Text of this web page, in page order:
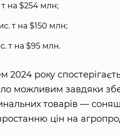
на $254 млн;
т на $150 млн;
т на $95 млн.
2024 року
можливим завдяки
товарів —
цін на